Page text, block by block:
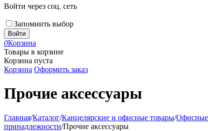
Войти через соц. сеть
Запомнить выбор
Войти
0Корзина
Товары в корзине
Корзина пуста
Корзина Оформить заказ
Прочие аксессуары
Главная/Каталог/Канцелярские и офисные товары/Офисные
принадлежности/Прочие аксессуары